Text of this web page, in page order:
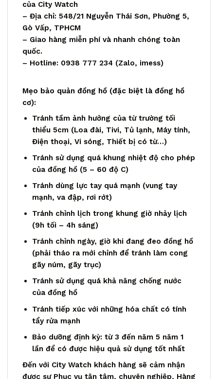
của City Watch
– Địa chỉ: 548/21 Nguyễn Thái Sơn, Phường 5,
Gò Vấp, TPHCM
– Giao hàng miễn phí và nhanh chóng toàn
quốc.
– Hotline: 0938 777 234 (Zalo, imess)
Mẹo bảo quản đồng hồ (đặc biệt là đồng hồ
cơ):
Tránh tầm ảnh hưởng của từ trường tối
thiểu 5cm (Loa đài, Tivi, Tủ lạnh, Máy tính,
Điện thoại, Vi sóng, Thiết bị có từ…)
Tránh sử dụng quá khung nhiệt độ cho phép
của đồng hồ (5 – 60 độ C)
Tránh dùng lực tay quá mạnh (vung tay
mạnh, va đập, rơi rớt)
Tránh chỉnh lịch trong khung giờ nhảy lịch
(9h tối – 4h sáng)
Tránh chỉnh ngày, giờ khi đang đeo đồng hồ
(phải tháo ra mới chỉnh để tránh làm cong
gãy núm, gãy trục)
Tránh sử dụng quá khả năng chống nước
của đồng hồ
Tránh tiếp xúc với những hóa chất có tính
tẩy rửa mạnh
Bảo dưỡng định kỳ: từ 3 đến năm 5 năm 1
lần để có được hiệu quả sử dụng tốt nhất
Đến với City Watch khách hàng sẽ cảm nhận
được sự Phục vụ tận tậm, chuyên nghiệp, Hàng